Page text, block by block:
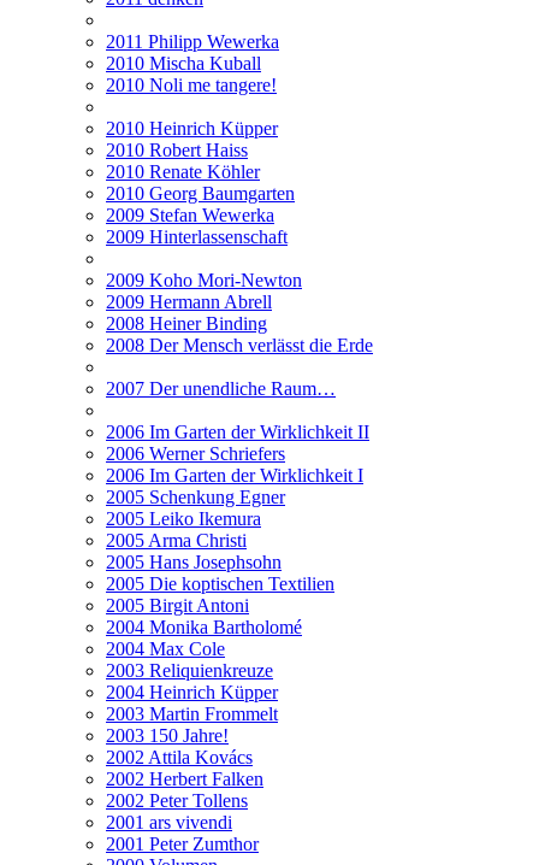
2011 Philipp Wewerka
2010 Mischa Kuball
2010 Noli me tangere!
2010 Heinrich Küpper
2010 Robert Haiss
2010 Renate Köhler
2010 Georg Baumgarten
2009 Stefan Wewerka
2009 Hinterlassenschaft
2009 Koho Mori-Newton
2009 Hermann Abrell
2008 Heiner Binding
2008 Der Mensch verlässt die Erde
2007 Der unendliche Raum…
2006 Im Garten der Wirklichkeit II
2006 Werner Schriefers
2006 Im Garten der Wirklichkeit I
2005 Schenkung Egner
2005 Leiko Ikemura
2005 Arma Christi
2005 Hans Josephsohn
2005 Die koptischen Textilien
2005 Birgit Antoni
2004 Monika Bartholomé
2004 Max Cole
2003 Reliquienkreuze
2004 Heinrich Küpper
2003 Martin Frommelt
2003 150 Jahre!
2002 Attila Kovács
2002 Herbert Falken
2002 Peter Tollens
2001 ars vivendi
2001 Peter Zumthor